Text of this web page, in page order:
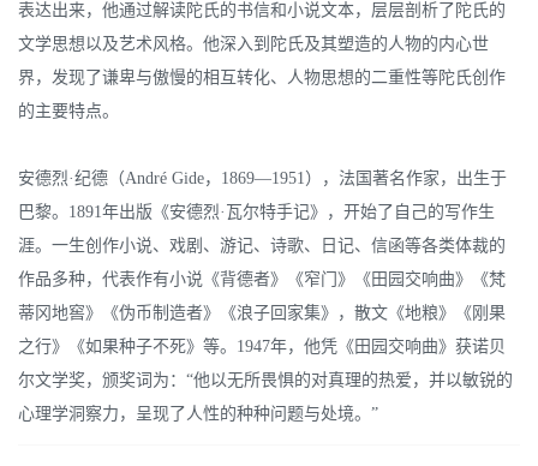
表达出来，他通过解读陀氏的书信和小说文本，层层剖析了陀氏的
文学思想以及艺术风格。他深入到陀氏及其塑造的人物的内心世
界，发现了谦卑与傲慢的相互转化、人物思想的二重性等陀氏创作
的主要特点。
安德烈·纪德（André Gide，1869—1951），法国著名作家，出生于
巴黎。1891年出版《安德烈·瓦尔特手记》，开始了自己的写作生
涯。一生创作小说、戏剧、游记、诗歌、日记、信函等各类体裁的
作品多种，代表作有小说《背德者》《窄门》《田园交响曲》《梵
蒂冈地窖》《伪币制造者》《浪子回家集》，散文《地粮》《刚果
之行》《如果种子不死》等。1947年，他凭《田园交响曲》获诺贝
尔文学奖，颁奖词为：“他以无所畏惧的对真理的热爱，并以敏锐的
心理学洞察力，呈现了人性的种种问题与处境。”